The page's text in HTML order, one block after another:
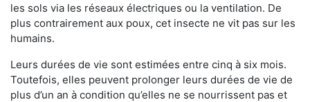
les sols via les réseaux électriques ou la ventilation. De
plus contrairement aux poux, cet insecte ne vit pas sur les
humains.
Leurs durées de vie sont estimées entre cinq à six mois.
Toutefois, elles peuvent prolonger leurs durées de vie de
plus d’un an à condition qu’elles ne se nourrissent pas et